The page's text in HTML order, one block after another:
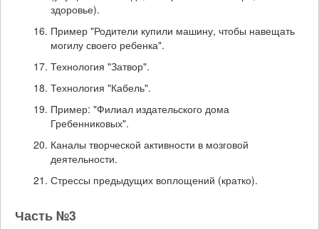
здоровье).
Пример "Родители купили машину, чтобы навещать
могилу своего ребенка".
Технология "Затвор".
Технология "Кабель".
Пример: "Филиал издательского дома
Гребенниковых".
Каналы творческой активности в мозговой
деятельности.
Стрессы предыдущих воплощений (кратко).
Часть №3